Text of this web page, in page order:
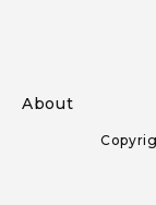
About